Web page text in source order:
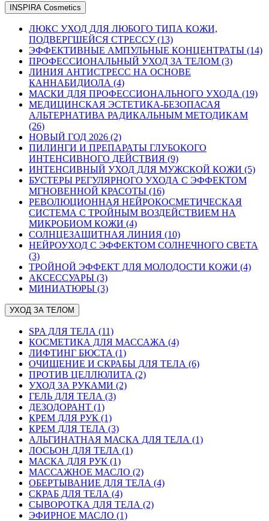
INSPIRA Cosmetics
ЛЮКС УХОД ДЛЯ ЛЮБОГО ТИПА КОЖИ,
ПОДВЕРГШЕЙСЯ СТРЕССУ (13)
ЭФФЕКТИВНЫЕ АМПУЛЬНЫЕ КОНЦЕНТРАТЫ (14)
ПРОФЕССИОНАЛЬНЫЙ УХОД ЗА ТЕЛОМ (3)
ЛИНИЯ АНТИСТРЕСС НА ОСНОВЕ
КАННАБИДИОЛА (4)
МАСКИ ДЛЯ ПРОФЕССИОНАЛЬНОГО УХОДА (19)
МЕДИЦИНСКАЯ ЭСТЕТИКА-БЕЗОПАСАЯ
АЛЬТЕРНАТИВА РАДИКАЛЬНЫМ МЕТОДИКАМ
(26)
НОВЫЙ ГОД 2026 (2)
ПИЛИНГИ И ПРЕПАРАТЫ ГЛУБОКОГО
ИНТЕНСИВНОГО ДЕЙСТВИЯ (9)
ИНТЕНСИВНЫЙ УХОД ДЛЯ МУЖСКОЙ КОЖИ (5)
БУСТЕРЫ РЕГУЛЯРНОГО УХОДА С ЭФФЕКТОМ
МГНОВЕННОЙ КРАСОТЫ (16)
РЕВОЛЮЦИОННАЯ НЕЙРОКОСМЕТИЧЕСКАЯ
СИСТЕМА С ТРОЙНЫМ ВОЗДЕЙСТВИЕМ НА
МИКРОБИОМ КОЖИ (4)
СОЛНЦЕЗАЩИТНАЯ ЛИНИЯ (10)
НЕЙРОУХОД С ЭФФЕКТОМ СОЛНЕЧНОГО СВЕТА
(3)
ТРОЙНОЙ ЭФФЕКТ ДЛЯ МОЛОДОСТИ КОЖИ (4)
АКСЕССУАРЫ (3)
МИНИАТЮРЫ (3)
УХОД ЗА ТЕЛОМ
SPA ДЛЯ ТЕЛА (11)
КОСМЕТИКА ДЛЯ МАССАЖА (4)
ЛИФТИНГ БЮСТА (1)
ОЧИЩЕНИЕ И СКРАБЫ ДЛЯ ТЕЛА (6)
ПРОТИВ ЦЕЛЛЮЛИТА (2)
УХОД ЗА РУКАМИ (2)
ГЕЛЬ ДЛЯ ТЕЛА (3)
ДЕЗОДОРАНТ (1)
КРЕМ ДЛЯ РУК (1)
КРЕМ ДЛЯ ТЕЛА (3)
АЛЬГИНАТНАЯ МАСКА ДЛЯ ТЕЛА (1)
ЛОСЬОН ДЛЯ ТЕЛА (1)
МАСКА ДЛЯ РУК (1)
МАССАЖНОЕ МАСЛО (2)
ОБЕРТЫВАНИЕ ДЛЯ ТЕЛА (4)
СКРАБ ДЛЯ ТЕЛА (4)
СЫВОРОТКА ДЛЯ ТЕЛА (2)
ЭФИРНОЕ МАСЛО (1)